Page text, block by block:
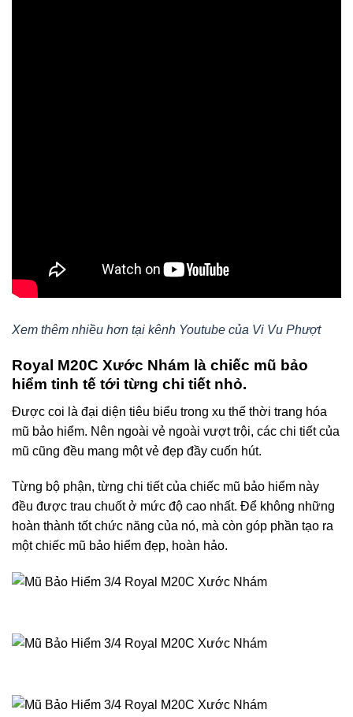
Xem thêm nhiều hơn tại kênh Youtube của Vi Vu Phượt
Royal M20C Xước Nhám là chiếc mũ bảo
hiểm tinh tế tới từng chi tiết nhỏ.
Được coi là đại diện tiêu biểu trong xu thế thời trang hóa
mũ bảo hiểm. Nên ngoài vẻ ngoài vượt trội, các chi tiết của
mũ cũng đều mang một vẻ đẹp đầy cuốn hút.
Từng bộ phận, từng chi tiết của chiếc mũ bảo hiểm này
đều được trau chuốt ở mức độ cao nhất. Để không những
hoàn thành tốt chức năng của nó, mà còn góp phần tạo ra
một chiếc mũ bảo hiểm đẹp, hoàn hảo.